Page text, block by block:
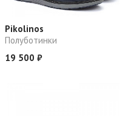
Pikolinos
Полуботинки
19 500 ₽